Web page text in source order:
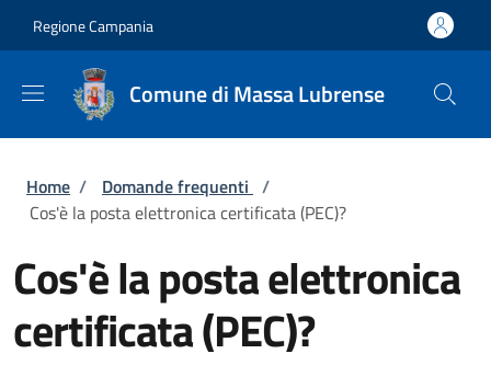
Regione Campania
Comune di Massa Lubrense
Briciole di pane
Home / Domande frequenti /
Cos'è la posta elettronica certificata (PEC)?
Cos'è la posta elettronica
certificata (PEC)?